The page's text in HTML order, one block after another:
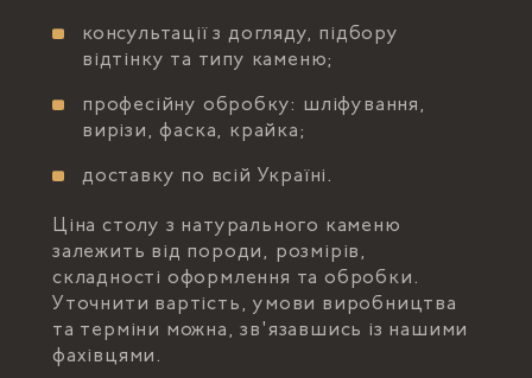
консультації з догляду, підбору
відтінку та типу каменю;
професійну обробку: шліфування,
вирізи, фаска, крайка;
доставку по всій Україні.
Ціна столу з натурального каменю
залежить від породи, розмірів,
складності оформлення та обробки.
Уточнити вартість, умови виробництва
та терміни можна, зв'язавшись із нашими
фахівцями.